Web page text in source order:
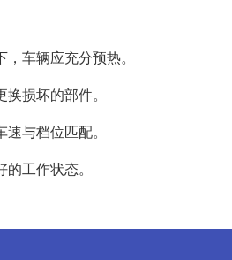
车辆应充分预热。
损坏的部件。
与档位匹配。
工作状态。